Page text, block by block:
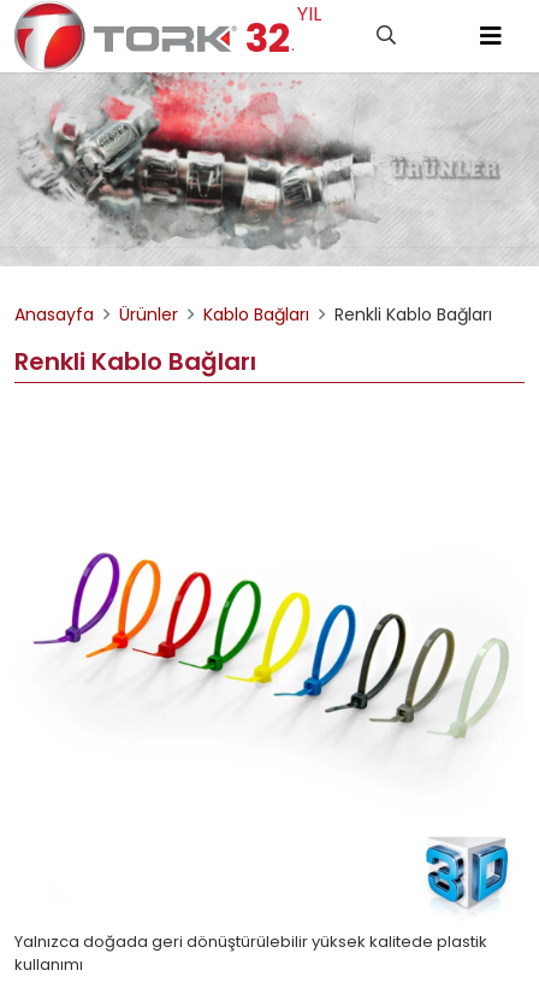
32.
YIL
Anasayfa Ürünler Kablo Bağları Renkli Kablo Bağları
Renkli Kablo Bağları
Yalnızca doğada geri dönüştürülebilir yüksek kalitede plastik
kullanımı